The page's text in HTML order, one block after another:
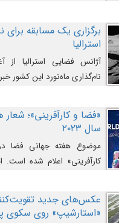
را وارد مسیر از پیش
مکانیزم جدید با موفقیت از
برگزاری یک مسابقه برای
استرالیا
آژانس فضایی استرالیا از
نام‌گذاری ماه‌نورد این کشور
«فضا و کارآفرینی»؛
سال ۲۰۲۳
کارآفرینی» اعلام شده
روزافزون کارآفرینی در حوزه
کارآفرینان این حوزه ایجاد
عکس‌های جدید
«استارشیپ» روی سکوی